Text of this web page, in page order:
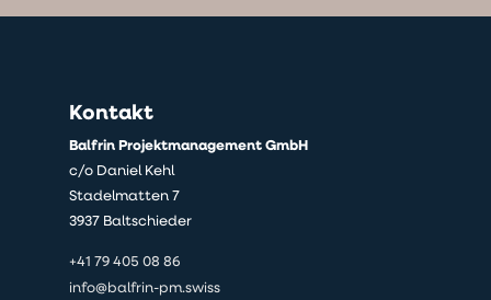
Kontakt
Balfrin Projektmanagement GmbH
c/o Daniel Kehl
Stadelmatten 7
3937 Baltschieder
+41 79 405 08 86
info@balfrin-pm.swiss